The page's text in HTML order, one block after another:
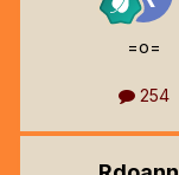
=o=
254